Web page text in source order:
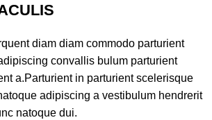
diam diam commodo parturient
convallis bulum parturient
a.Parturient in parturient scelerisque
adipiscing a vestibulum hendrerit
natoque dui.